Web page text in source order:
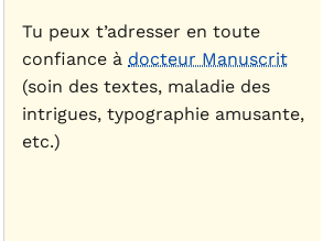
Tu peux t’adresser en toute
confiance à docteur Manuscrit
(soin des textes, maladie des
intrigues, typographie amusante,
etc.)